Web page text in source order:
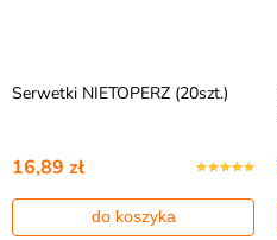
Serwetki NIETOPERZ (20szt.)
16,89 zł
do koszyka